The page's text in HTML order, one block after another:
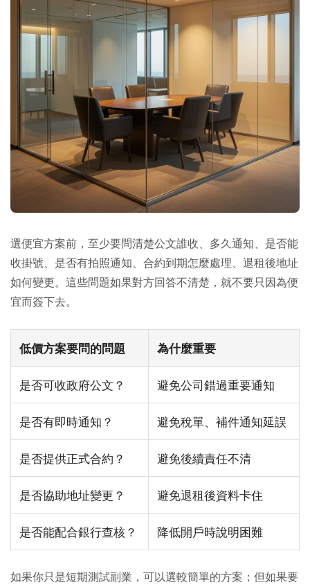
選便宜方案前，至少要問清楚公文誰收、多久通知、是否能
收掛號、是否有拍照通知、合約到期怎麼處理、退租後地址
如何變更。這些問題如果對方回答不清楚，就不要只因為便
宜而簽下去。
低價方案要問的問題 為什麼重要
是否可收政府公文？ 避免公司錯過重要通知
是否有即時通知？ 避免稅單、補件通知延誤
是否提供正式合約？ 避免後續責任不清
是否協助地址變更？ 避免退租後資料卡住
是否能配合銀行查核？ 降低開戶時說明困難
如果你只是短期測試副業，可以選較簡單的方案；但如果要